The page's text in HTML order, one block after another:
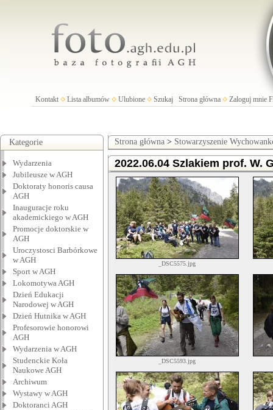
Kontakt Lista albumów Ulubione Szukaj Strona główna Zaloguj mnie
Kategorie
Wydarzenia
Jubileusze w AGH
Doktoraty honoris causa
AGH
Inauguracje roku
akademickiego w AGH
Promocje doktorskie w
AGH
Uroczystosci Barbórkowe
w AGH
Sport w AGH
Lokomotywa AGH
Dzień Edukacji
Narodowej w AGH
Dzień Hutnika w AGH
Profesorowie honorowi
AGH
Wydarzenia w AGH
Studenckie Koła
Naukowe AGH
Archiwum
Wystawy w AGH
Doktoranci AGH
Strona główna > Stowarzyszenie
2022.06.04 Szlakiem prof. W.
_DSC5575.jpg
_DSC5593.jpg